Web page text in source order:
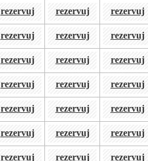
rezervuj rezervuj rezervuj
rezervuj rezervuj rezervuj
rezervuj rezervuj rezervuj
rezervuj rezervuj rezervuj
rezervuj rezervuj rezervuj
rezervuj rezervuj rezervuj
rezervuj rezervuj rezervuj